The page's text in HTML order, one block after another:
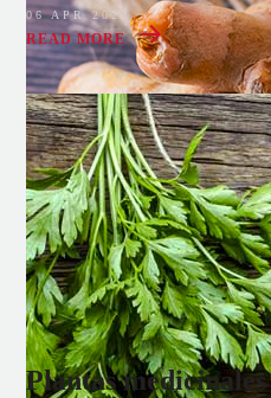
06 APR 2022
READ MORE
Plantas